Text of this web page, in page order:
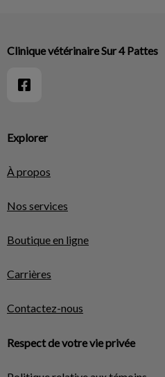
Explorer
À propos
Nos services
Boutique en ligne
Carrières
Contactez-nous
Respect de votre vie privée
Clinique vétérinaire Sur 4 Pattes